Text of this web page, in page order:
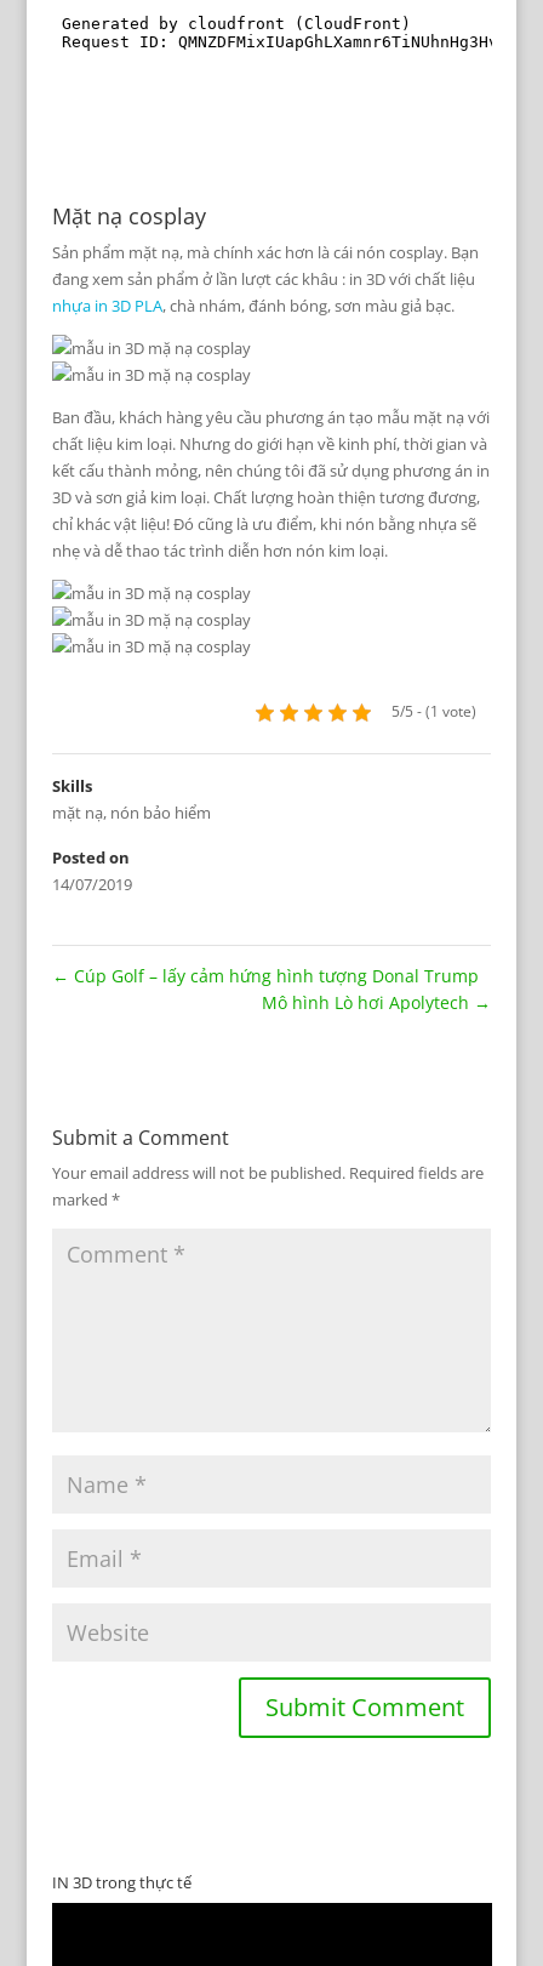
Mặt nạ cosplay
Sản phẩm mặt nạ, mà chính xác hơn là cái nón cosplay. Bạn
đang xem sản phẩm ở lần lượt các khâu : in 3D với chất liệu
nhựa in 3D PLA, chà nhám, đánh bóng, sơn màu giả bạc.
Ban đầu, khách hàng yêu cầu phương án tạo mẫu mặt nạ với
chất liệu kim loại. Nhưng do giới hạn về kinh phí, thời gian và
kết cấu thành mỏng, nên chúng tôi đã sử dụng phương án in
3D và sơn giả kim loại. Chất lượng hoàn thiện tương đương,
chỉ khác vật liệu! Đó cũng là ưu điểm, khi nón bằng nhựa sẽ
nhẹ và dễ thao tác trình diễn hơn nón kim loại.
5/5 - (1 vote)
Skills
mặt nạ, nón bảo hiểm
Posted on
14/07/2019
← Cúp Golf – lấy cảm hứng hình tượng Donal Trump
Mô hình Lò hơi Apolytech →
Submit a Comment
Your email address will not be published. Required fields are
marked *
IN 3D trong thực tế